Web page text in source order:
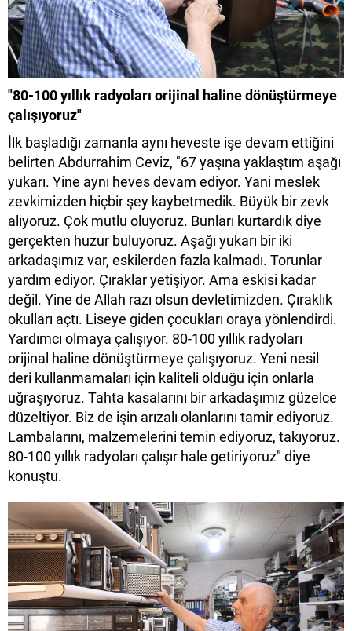
"80-100 yıllık radyoları orijinal haline dönüştürmeye
çalışıyoruz"
İlk başladığı zamanla aynı heveste işe devam ettiğini
belirten Abdurrahim Ceviz, "67 yaşına yaklaştım aşağı
yukarı. Yine aynı heves devam ediyor. Yani meslek
zevkimizden hiçbir şey kaybetmedik. Büyük bir zevk
alıyoruz. Çok mutlu oluyoruz. Bunları kurtardık diye
gerçekten huzur buluyoruz. Aşağı yukarı bir iki
arkadaşımız var, eskilerden fazla kalmadı. Torunlar
yardım ediyor. Çıraklar yetişiyor. Ama eskisi kadar
değil. Yine de Allah razı olsun devletimizden. Çıraklık
okulları açtı. Liseye giden çocukları oraya yönlendirdi.
Yardımcı olmaya çalışıyor. 80-100 yıllık radyoları
orijinal haline dönüştürmeye çalışıyoruz. Yeni nesil
deri kullanmamaları için kaliteli olduğu için onlarla
uğraşıyoruz. Tahta kasalarını bir arkadaşımız güzelce
düzeltiyor. Biz de işin arızalı olanlarını tamir ediyoruz.
Lambalarını, malzemelerini temin ediyoruz, takıyoruz.
80-100 yıllık radyoları çalışır hale getiriyoruz" diye
konuştu.